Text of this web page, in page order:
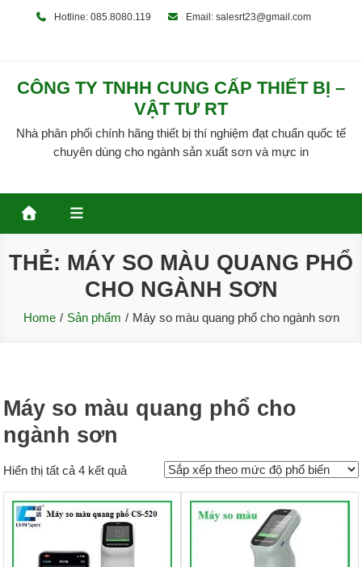
Hotline: 085.8080.119 Email: salesrt23@gmail.com
CÔNG TY TNHH CUNG CẤP THIẾT BỊ –
VẬT TƯ RT
Nhà phân phối chính hãng thiết bị thí nghiệm đạt chuẩn quốc tế
chuyên dùng cho ngành sản xuất sơn và mực in
THẺ: MÁY SO MÀU QUANG PHỔ
CHO NGÀNH SƠN
Home Sản phẩm Máy so màu quang phổ cho ngành sơn
Máy so màu quang phổ cho
ngành sơn
Hiển thị tất cả 4 kết quảĐã
xếp
theo
mức